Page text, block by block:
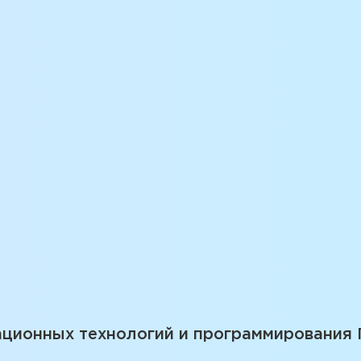
технологий и программирования